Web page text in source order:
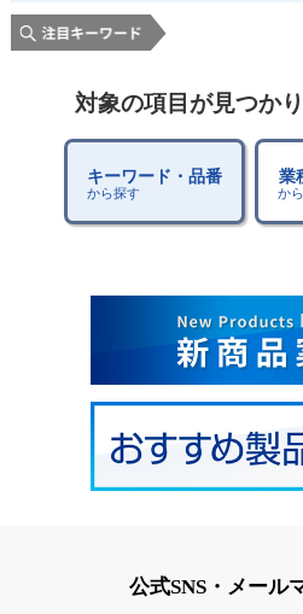
対象の項目が見つか
キーワード・品番
から探す
業
か
公式SNS・メール